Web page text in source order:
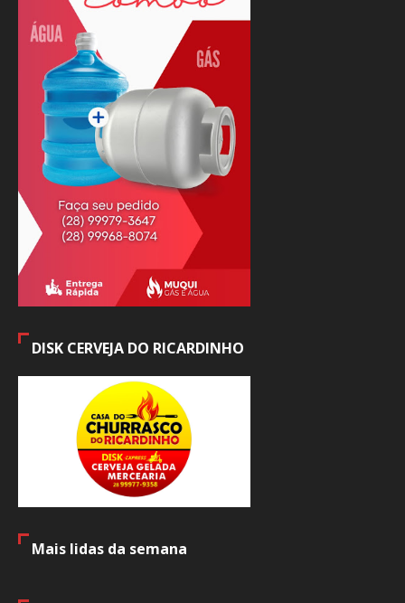
DISK CERVEJA DO RICARDINHO
Mais lidas da semana